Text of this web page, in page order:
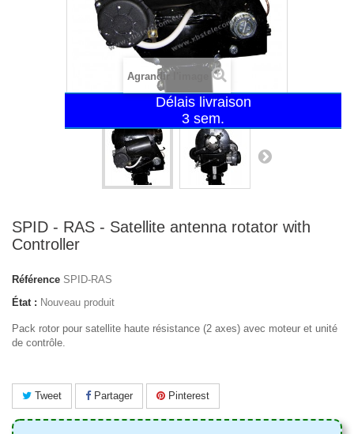
Délais livraison
3 sem.
Agrandir l'image
SPID - RAS - Satellite antenna rotator with
Controller
Référence SPID-RAS
État : Nouveau produit
Pack rotor pour satellite haute résistance (2 axes) avec moteur et unité
de contrôle.
Tweet Partager Pinterest